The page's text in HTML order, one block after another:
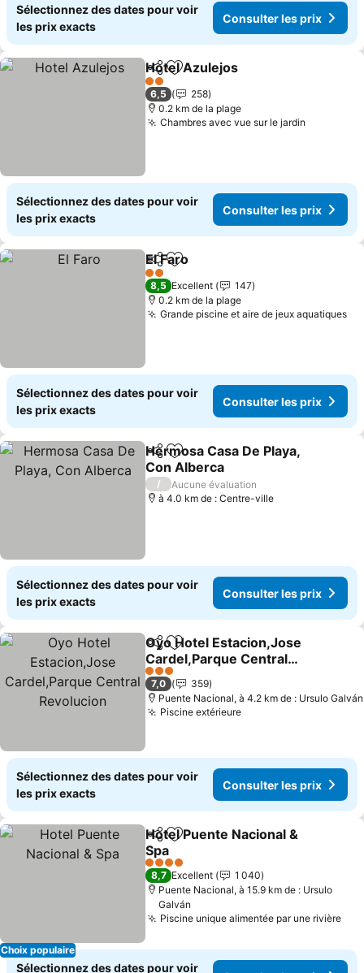
Sélectionnez des dates pour voir
les prix exacts
Consulter les prix
PartagerAjouter à mes favoris
Hotel Azulejos
2 Étoiles
6,5
258
0.2 km de la plage
Chambres avec vue sur le jardin
Sélectionnez des dates pour voir
les prix exacts
Consulter les prix
PartagerAjouter à mes favoris
El Faro
2 Étoiles
8,5 Excellent
147
0.2 km de la plage
Grande piscine et aire de jeux aquatiques
Sélectionnez des dates pour voir
les prix exacts
Consulter les prix
PartagerAjouter à mes favoris
Hermosa Casa De Playa,
Con Alberca
Consulter les prix
/
Aucune évaluation
à 4.0 km de : Centre-ville
Sélectionnez des dates pour voir
les prix exacts
Consulter les prix
PartagerAjouter à mes favoris
Oyo Hotel Estacion,Jose
Cardel,Parque Central
Revolucion
Consulter les prix
3 Étoiles
7,0
359
Puente Nacional, à 4.2 km de : Ursulo Galván
Piscine extérieureConsulter les prix
Sélectionnez des dates pour voir
les prix exacts
Consulter les prix
Choix populaire
PartagerAjouter à mes favoris
Hotel Puente Nacional &
Spa
Consulter les prix
4 Étoiles
8,7 Excellent
1 040
Puente Nacional, à 15.9 km de : Ursulo
Galván
Piscine unique alimentée par une rivière
Sélectionnez des dates pour voir